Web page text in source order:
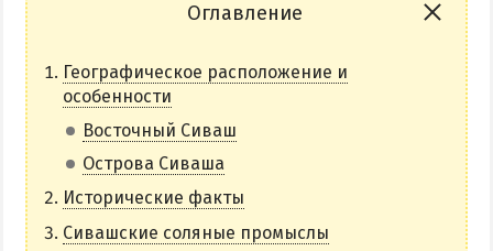
Все базы отдыха в Счастливцево
СТРЕЛКОВОЕ
Оглавление
Географическое расположение и
особенности
Восточный Сиваш
Острова Сиваша
Исторические факты
Сивашские соляные промыслы